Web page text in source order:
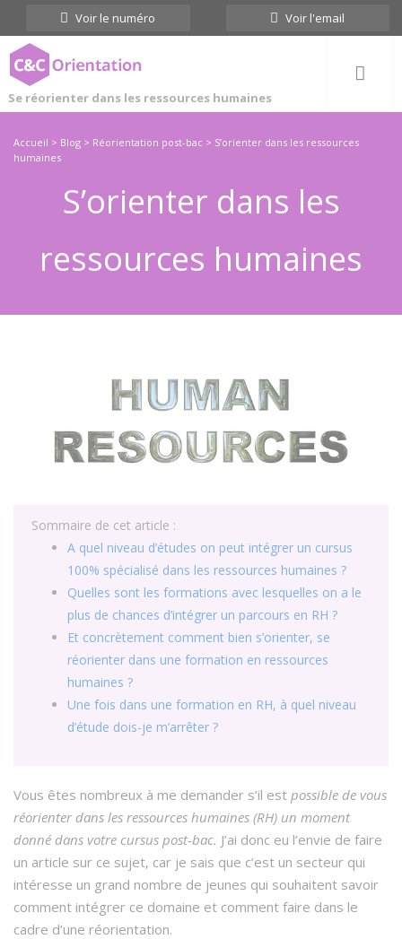
Voir le numéro Voir l'email
Se réorienter dans les ressources humaines
Accueil > Blog > Réorientation post-bac > S’orienter dans les ressources
humaines
S’orienter dans les
ressources humaines
Sommaire de cet article :
A quel niveau d’études on peut intégrer un cursus
100% spécialisé dans les ressources humaines ?
Quelles sont les formations avec lesquelles on a le
plus de chances d’intégrer un parcours en RH ?
Et concrètement comment bien s’orienter, se
réorienter dans une formation en ressources
humaines ?
Une fois dans une formation en RH, à quel niveau
d’étude dois-je m’arrêter ?
Vous êtes nombreux à me demander s’il est possible de vous
réorienter dans les ressources humaines (RH) un moment
donné dans votre cursus post-bac. J’ai donc eu l’envie de faire
un article sur ce sujet, car je sais que c’est un secteur qui
intéresse un grand nombre de jeunes qui souhaitent savoir
comment intégrer ce domaine et comment faire dans le
cadre d’une réorientation.
Cookies management panel